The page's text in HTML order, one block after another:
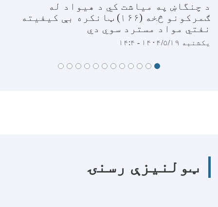
د چنگاښ په میاشت کي د هیواد له
ګمرکونو څخه (۱۶۶) ټانکره بې کیفیته
نفتي مواد مسترد سوي دي
یکشنبه ۱۴۰۴/۵/۱۹ - ۱۴:۴
ټولنیزې رسنۍ